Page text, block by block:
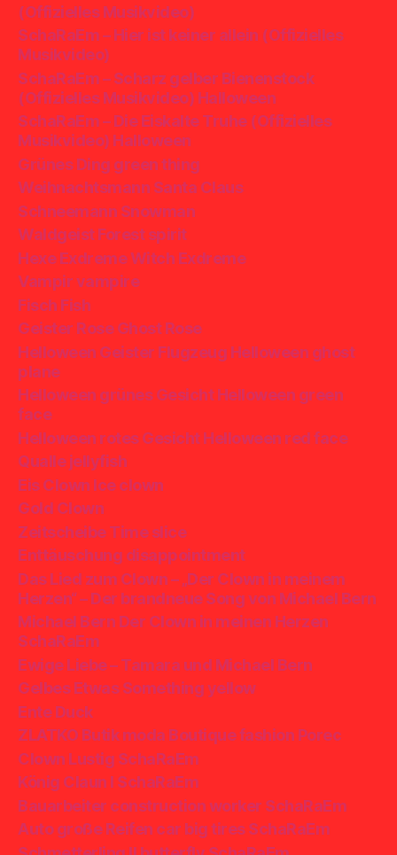
(Offizielles Musikvideo)
SchaRaEm – Hier ist keiner allein (Offizielles
Musikvideo)
SchaRaEm – Scharz gelber Bienenstock
(Offizielles Musikvideo) Halloween
SchaRaEm – Die Eiskalte Truhe (Offizielles
Musikvideo) Halloween
Grünes Ding green thing
Weihnachtsmann Santa Claus
Schneemann Snowman
Waldgeist Forest spirit
Hexe Exdreme Witch Exdreme
Vampir vampire
Fisch Fish
Geister Rose Ghost Rose
Helloween Geister Flugzeug Helloween ghost
plane
Helloween grünes Gesicht Helloween green
face
Helloween rotes Gesicht Helloween red face
Qualle jellyfish
Eis Clown Ice clown
Gold Clown
Zeitscheibe Time slice
Enttäuschung disappointment
Das Lied zum Clown – „Der Clown in meinem
Herzen“ – Der brandneue Song von Michael Bern
Michael Bern Der Clown in meinen Herzen
SchaRaEm
Ewige Liebe – Tamara und Michael Bern
Gelbes Etwas Something yellow
Ente Duck
ZLATKO Butik moda Boutique fashion Porec
Clown Lustig SchaRaEm
König Claun I SchaRaEm
Bauarbeiter construction worker SchaRaEm
Auto große Reifen car big tires SchaRaEm